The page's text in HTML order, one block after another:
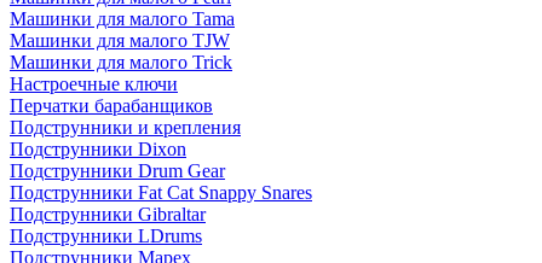
Машинки для малого Tama
Машинки для малого TJW
Машинки для малого Trick
Настроечные ключи
Перчатки барабанщиков
Подструнники и крепления
Подструнники Dixon
Подструнники Drum Gear
Подструнники Fat Cat Snappy Snares
Подструнники Gibraltar
Подструнники LDrums
Подструнники Mapex